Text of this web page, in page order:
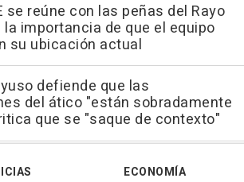
se reúne con las peñas del Rayo
importancia de que el equipo
su ubicación actual
defiende que las
del ático "están sobradamente
que se "saque de contexto"
ECONOMÍA